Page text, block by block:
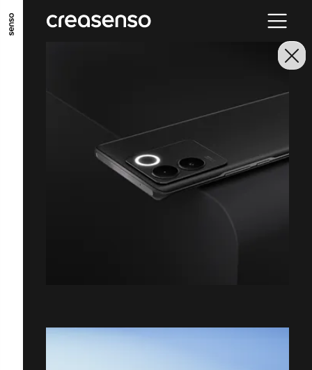
ALLER AU CONTENU PRINCIPAL